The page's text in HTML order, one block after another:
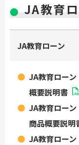
JA教育
JA教育ローン
JA教育ロー
概要説明書
JA教育ローン
商品概要説明
JA教育ロー